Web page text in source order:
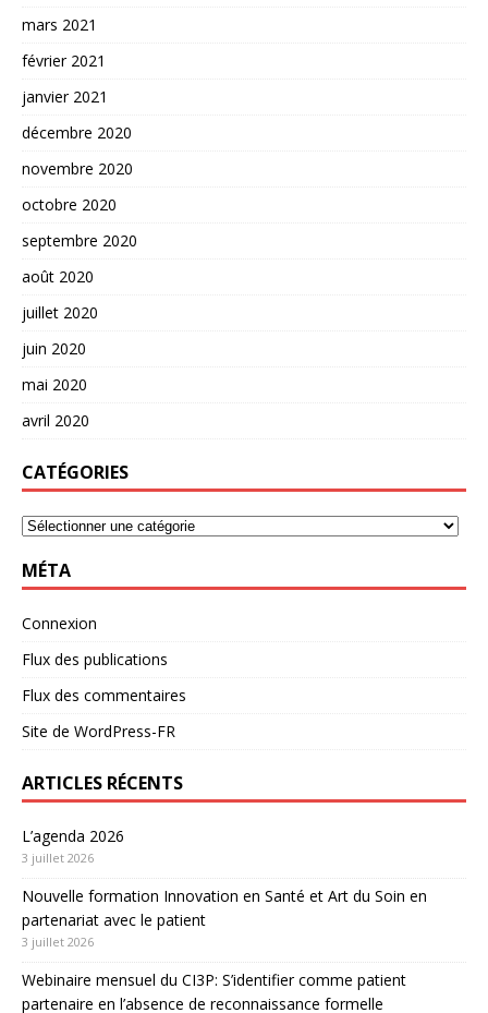
mars 2021
février 2021
janvier 2021
décembre 2020
novembre 2020
octobre 2020
septembre 2020
août 2020
juillet 2020
juin 2020
mai 2020
avril 2020
CATÉGORIES
MÉTA
Connexion
Flux des publications
Flux des commentaires
Site de WordPress-FR
ARTICLES RÉCENTS
L’agenda 2026
3 juillet 2026
Nouvelle formation Innovation en Santé et Art du Soin en
partenariat avec le patient
3 juillet 2026
Webinaire mensuel du CI3P: S’identifier comme patient
partenaire en l’absence de reconnaissance formelle